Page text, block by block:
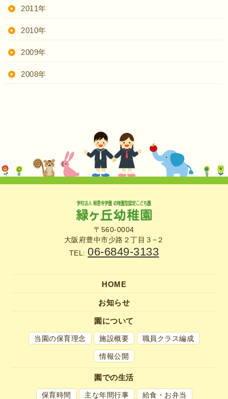
2011年
2010年
2009年
2008年
〒560-0004
大阪府豊中市少路２丁目３−２
TEL:06-6849-3133
HOME
お知らせ
園について
当園の保育理念 施設概要 職員クラス編成
情報公開
園での生活
保育時間 主な年間行事 給食・お弁当